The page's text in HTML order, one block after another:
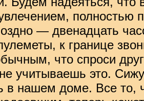
полностью
— двенадцать
к границе
что спроси
учитываешь это.
в нашем доме. Все то,